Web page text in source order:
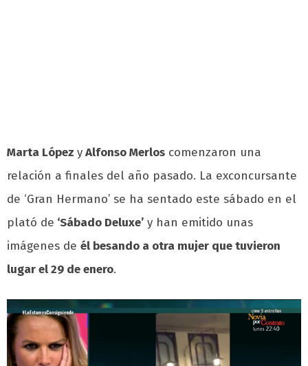
Marta López yAlfonso Merlos comenzaron una
relación a finales del año pasado. La exconcursante
de ‘Gran Hermano’ se ha sentado este sábado en el
plató de ‘Sábado Deluxe’ y han emitido unas
imágenes de él besando a otra mujer que tuvieron
lugar el 29 de enero.